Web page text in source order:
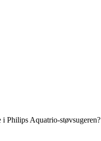
Philips Aquatrio-støvsugeren?